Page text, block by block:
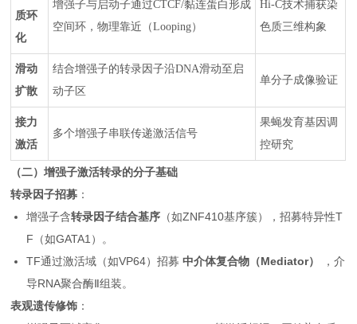
质环
化
增强子与启动子通过CTCF/黏连蛋白形成
空间环，物理靠近（Looping）
Hi-C技术捕获染
色质三维构象
滑动
扩散
结合增强子的转录因子沿DNA滑动至启
动子区
单分子成像验证
接力
激活
多个增强子串联传递激活信号
果蝇发育基因调
控研究
（二）增强子激活转录的分子基础
转录因子招募 ：
增强子含转录因子结合基序 （如ZNF410基序簇），招募特异性T
F（如GATA1）。
TF通过激活域（如VP64）招募中介体复合物（Mediator）
，介
导RNA聚合酶Ⅱ组装。
表观遗传修饰 ：